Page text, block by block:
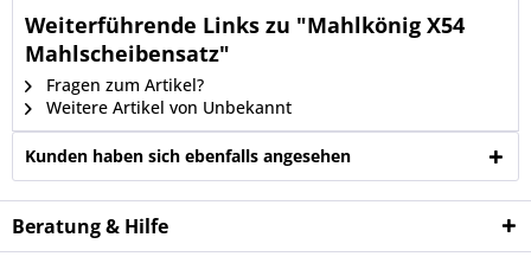
Weiterführende Links zu "Mahlkönig X54
Mahlscheibensatz"
Fragen zum Artikel?
Weitere Artikel von Unbekannt
Kunden haben sich ebenfalls angesehen
Beratung & Hilfe